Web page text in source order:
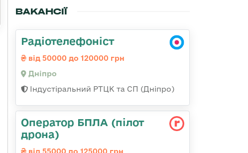
ВАКАНСІЇ
Радіотелефоніст
від 50000 до 120000 грн
Дніпро
Індустіральний РТЦК та СП (Дніпро)
Оператор БПЛА (пілот
дрона)
від 55000 до 125000 грн